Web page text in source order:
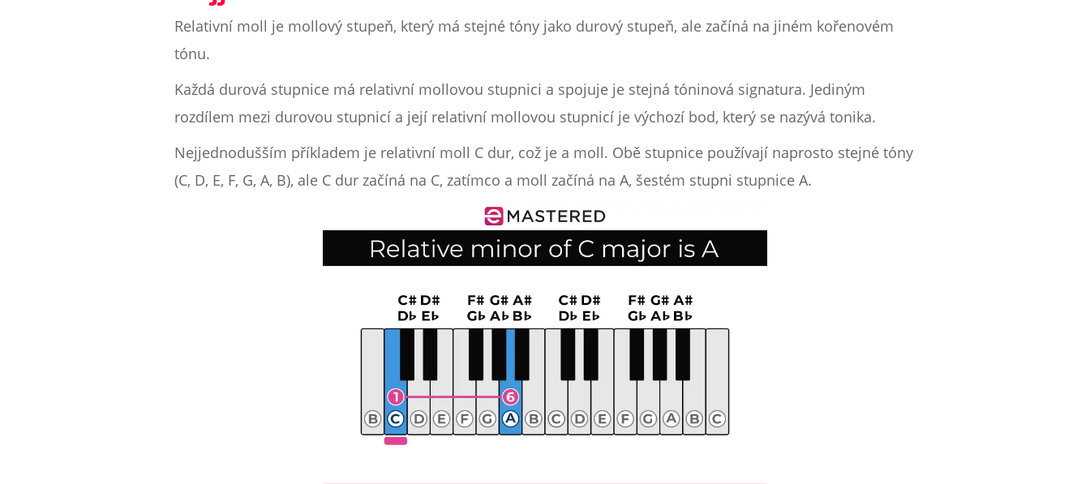
Relativní moll je mollový stupeň, který má stejné tóny jako durový stupeň, ale začíná na jiném kořenovém
tónu.
Každá durová stupnice má relativní mollovou stupnici a spojuje je stejná tóninová signatura. Jediným
rozdílem mezi durovou stupnicí a její relativní mollovou stupnicí je výchozí bod, který se nazývá tonika.
Nejjednodušším příkladem je relativní moll C dur, což je a moll. Obě stupnice používají naprosto stejné tóny
(C, D, E, F, G, A, B), ale C dur začíná na C, zatímco a moll začíná na A, šestém stupni stupnice A.